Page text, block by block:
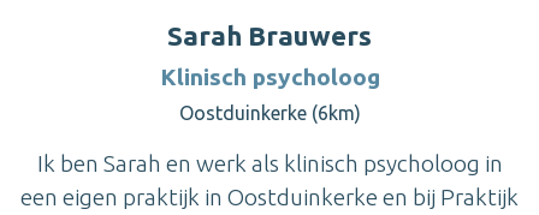
Sarah Brauwers
Klinisch psycholoog
Oostduinkerke (6km)
Ik ben Sarah en werk als klinisch psycholoog in
een eigen praktijk in Oostduinkerke en bij Praktijk